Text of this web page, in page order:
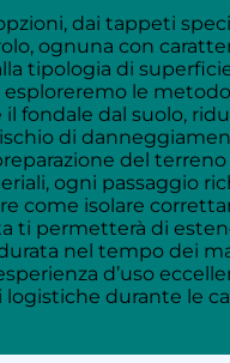
dai tappeti
ognuna con
tipologia di
le
il fondale dal suolo,
di
del terreno
ogni passaggio
come isolare
ti permetterà di
nel tempo dei
d’uso
logistiche durante le